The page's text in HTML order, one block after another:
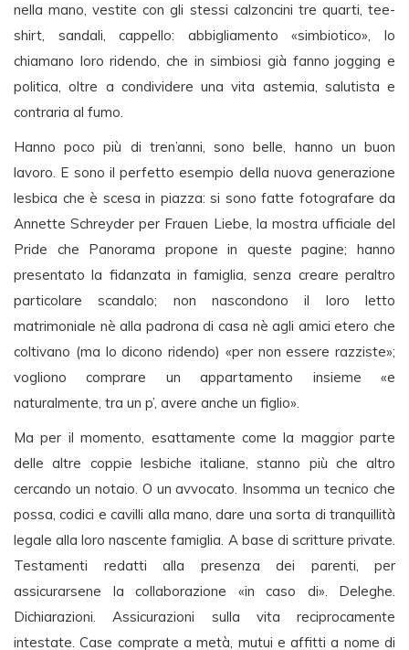
nella mano, vestite con gli stessi calzoncini tre quarti, tee-
shirt, sandali, cappello: abbigliamento «simbiotico», lo
chiamano loro ridendo, che in simbiosi già fanno jogging e
politica, oltre a condividere una vita astemia, salutista e
contraria al fumo.
Hanno poco più di tren’anni, sono belle, hanno un buon
lavoro. E sono il perfetto esempio della nuova generazione
lesbica che è scesa in piazza: si sono fatte fotografare da
Annette Schreyder per Frauen Liebe, la mostra ufficiale del
Pride che Panorama propone in queste pagine; hanno
presentato la fidanzata in famiglia, senza creare peraltro
particolare scandalo; non nascondono il loro letto
matrimoniale nè alla padrona di casa nè agli amici etero che
coltivano (ma lo dicono ridendo) «per non essere razziste»;
vogliono comprare un appartamento insieme «e
naturalmente, tra un p’, avere anche un figlio».
Ma per il momento, esattamente come la maggior parte
delle altre coppie lesbiche italiane, stanno più che altro
cercando un notaio. O un avvocato. Insomma un tecnico che
possa, codici e cavilli alla mano, dare una sorta di tranquillità
legale alla loro nascente famiglia. A base di scritture private.
Testamenti redatti alla presenza dei parenti, per
assicurarsene la collaborazione «in caso di». Deleghe.
Dichiarazioni. Assicurazioni sulla vita reciprocamente
intestate. Case comprate a metà, mutui e affitti a nome di